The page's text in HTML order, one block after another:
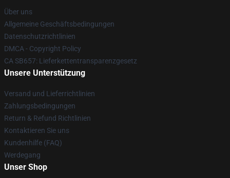
Über uns
Allgemeine Geschäftsbedingungen
Datenschutzrichtlinien
DMCA - Copyright Policy
CA SB657: Lieferkettentransparenzgesetz
Unsere Unterstützung
Versand und Lieferrichtlinien
Zahlungsbedingungen
Return & Refund Richtlinien
Kontaktieren Sie uns
Kundenhilfe (FAQ)
Werdegang
Unser Shop